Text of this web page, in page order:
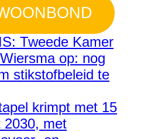
Tweede Kamer
op: nog
stikstofbeleid te
krimpt met 15
2030, met